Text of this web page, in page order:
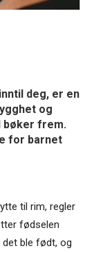
deg, er en
og
bøker frem.
for barnet
til rim, regler
fødselen
det ble født, og